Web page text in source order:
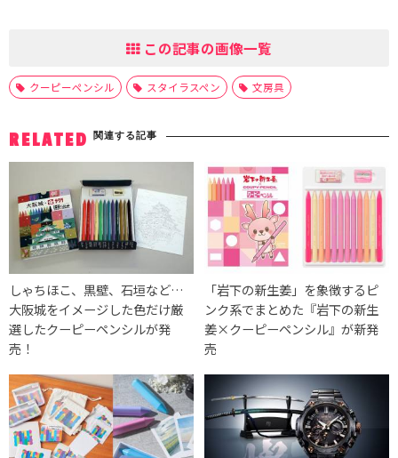
この記事の画像一覧
クーピーペンシル スタイラスペン 文房具
RELATED 関連する記事
しゃちほこ、黒壁、石垣など…
大阪城をイメージした色だけ厳
選したクーピーペンシルが発
売！
「岩下の新生姜」を象徴するピ
ンク系でまとめた『岩下の新生
姜×クーピーペンシル』が新発
売